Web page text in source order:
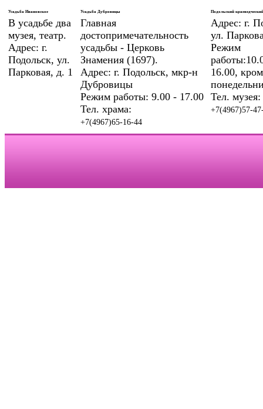
Усадьба Ивановское
В усадьбе два
музея, театр.
Адрес: г.
Подольск, ул.
Парковая, д. 1
Усадьба Дубровицы
Главная
достопримечательность
усадьбы - Церковь
Знамения (1697).
Адрес: г. Подольск, мкр-н
Дубровицы
Режим работы: 9.00 - 17.00
Тел. храма:
+7(4967)65-16-44
Подольский
Адрес: г.
ул.
Режим
16.00,
Тел. музея:
+7(4967)57-